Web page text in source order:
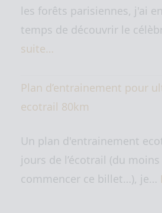
les forêts parisiennes, j'ai
temps de découvrir le
suite…
Plan d’entrainement pour
ecotrail 80km
Un plan d'entrainement
jours de l’écotrail (du
commencer ce billet…), je…